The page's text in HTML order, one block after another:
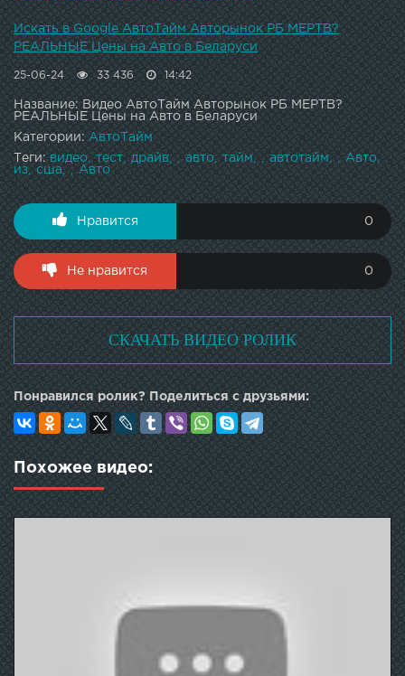
Искать в Google АвтоТайм Авторынок РБ МЕРТВ?
РЕАЛЬНЫЕ Цены на Авто в Беларуси
25-06-24 33 436 14:42
Название: Видео АвтоТайм Авторынок РБ МЕРТВ?
РЕАЛЬНЫЕ Цены на Авто в Беларуси
Категории: АвтоТайм
Теги: видео тест драйв авто тайм автотайм
Авто
из
сша Авто
Нравится 0
Не нравится 0
СКАЧАТЬ ВИДЕО РОЛИК
Понравился ролик? Поделиться с друзьями:
Похожее видео: